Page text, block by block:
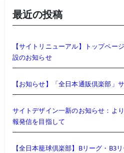
最近の投稿
【サイトリニューアル】トップペー
設のお知らせ
【お知らせ】「全日本通販倶楽部」
サイトデザイン一新のお知らせ：よ
報発信を目指して
【全日本籠球倶楽部】Bリーグ・B3